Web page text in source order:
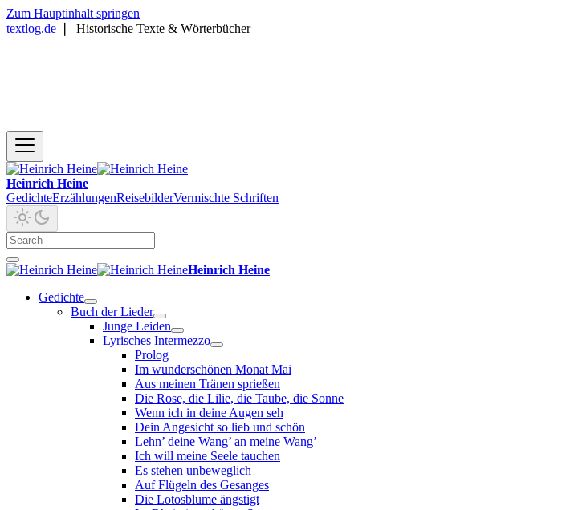
Zum Hauptinhalt springen
textlog.de
Historische Texte & Wörterbücher
Heinrich Heine
GedichteErzählungenReisebilderVermischte Schriften
Heinrich Heine
Gedichte
Buch der Lieder
Junge Leiden
Lyrisches Intermezzo
Prolog
Im wunderschönen Monat Mai
Aus meinen Tränen sprießen
Die Rose, die Lilie, die Taube, die Sonne
Wenn ich in deine Augen seh
Dein Angesicht so lieb und schön
Lehn’ deine Wang’ an meine Wang’
Ich will meine Seele tauchen
Es stehen unbeweglich
Auf Flügeln des Gesanges
Die Lotosblume ängstigt